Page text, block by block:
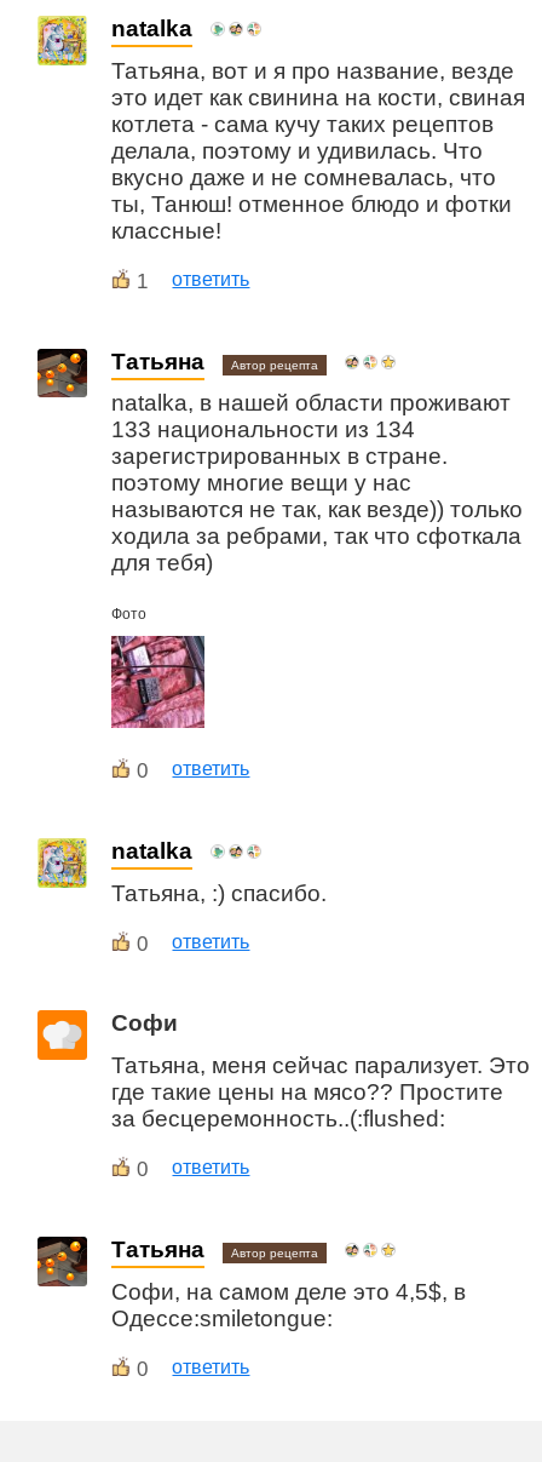
natalka
Татьяна, вот и я про название, везде
это идет как свинина на кости, свиная
котлета - сама кучу таких рецептов
делала, поэтому и удивилась. Что
вкусно даже и не сомневалась, что
ты, Танюш! отменное блюдо и фотки
классные!
1 ответить
Татьяна Автор рецепта
natalka, в нашей области проживают
133 национальности из 134
зарегистрированных в стране.
поэтому многие вещи у нас
называются не так, как везде)) только
ходила за ребрами, так что сфоткала
для тебя)
Фото
0 ответить
natalka
Татьяна, :) спасибо.
0 ответить
Софи
Татьяна, меня сейчас парализует. Это
где такие цены на мясо?? Простите
за бесцеремонность..(:flushed:
0 ответить
Татьяна Автор рецепта
Софи, на самом деле это 4,5$, в
Одессе:smiletongue:
0 ответить